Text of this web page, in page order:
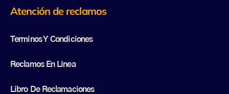
Atención de reclamos
Terminos Y Condiciones
Reclamos En Linea
Libro De Reclamaciones